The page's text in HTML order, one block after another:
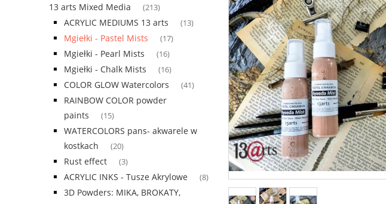
13 arts Mixed Media (213)
ACRYLIC MEDIUMS 13 arts (13)
Mgiełki - Pastel Mists (17)
Mgiełki - Pearl Mists (16)
Mgiełki - Chalk Mists (16)
COLOR GLOW Watercolors (41)
RAINBOW COLOR powder
paints
(15)
WATERCOLORS pans- akwarele w
kostkach
(20)
Rust effect (3)
ACRYLIC INKS - Tusze Akrylowe (8)
3D Powders: MIKA, BROKATY,